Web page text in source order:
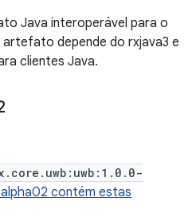
Java interoperável para o
artefato depende do rxjava3 e
clientes Java.
contém estas